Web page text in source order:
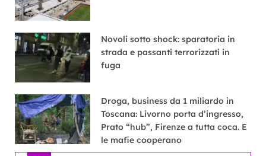
Novoli sotto shock: sparatoria in
strada e passanti terrorizzati in
fuga
Droga, business da 1 miliardo in
Toscana: Livorno porta d’ingresso,
Prato “hub”, Firenze a tutta coca. E
le mafie cooperano